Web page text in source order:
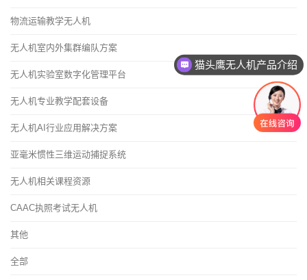
物流运输教学无人机
无人机室内外集群编队方案
无人机实验室数字化管理平台
无人机专业教学配套设备
无人机AI行业应用解决方案
亚毫米惯性三维运动捕捉系统
无人机相关课程资源
CAAC执照考试无人机
其他
全部
猫头鹰无人机产品介绍
无人机实训室建设方案